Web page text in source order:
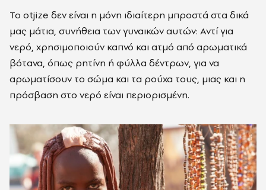
Το otjize δεν είναι η μόνη ιδιαίτερη μπροστά στα δικά
μας μάτια, συνήθεια των γυναικών αυτών: Αντί για
νερό, χρησιμοποιούν καπνό και ατμό από αρωματικά
βότανα, όπως ρητίνη ή φύλλα δέντρων, για να
αρωματίσουν το σώμα και τα ρούχα τους, μιας και η
πρόσβαση στο νερό είναι περιορισμένη.